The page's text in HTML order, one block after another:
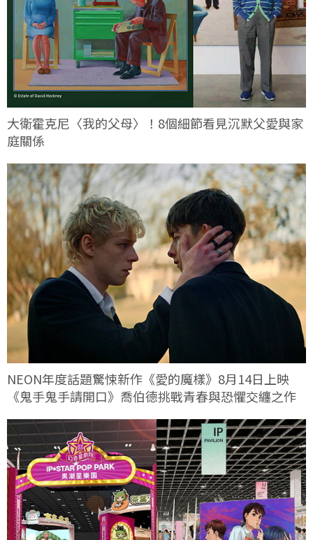
大衛霍克尼〈我的父母〉！8個細節看見沉默父愛與家
庭關係
NEON年度話題驚悚新作《愛的魔樣》8月14日上映
《鬼手鬼手請開口》喬伯德挑戰青春與恐懼交纏之作